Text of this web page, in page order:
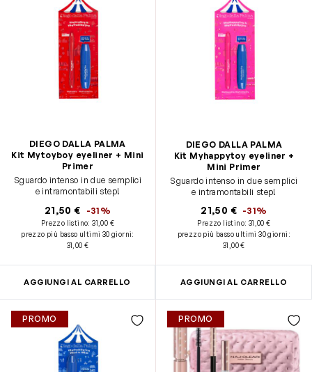
DIEGO DALLA PALMA
Kit Mytoyboy eyeliner + Mini
Primer
Sguardo intenso in due semplici
e intramontabili step!
21,50 € -31%
Prezzo listino:31,00 €
prezzo più basso ultimi 30 giorni:
31,00 €
AGGIUNGI AL CARRELLO
DIEGO DALLA PALMA
Kit Myhappytoy eyeliner +
Mini Primer
Sguardo intenso in due semplici
e intramontabili step!
21,50 € -31%
Prezzo listino: 31,00 €
prezzo più basso ultimi 30 giorni :
31,00 €
AGGIUNGI AL CARRELLO
PROMO PROMO